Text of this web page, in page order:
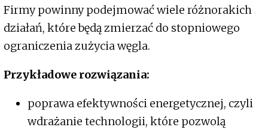
Firmy powinny podejmować wiele różnorakich
działań, które będą zmierzać do stopniowego
ograniczenia zużycia węgla.
Przykładowe rozwiązania:
poprawa efektywności energetycznej, czyli
wdrażanie technologii, które pozwolą